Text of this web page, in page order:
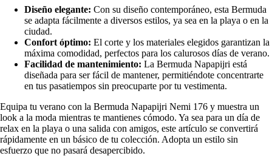
Diseño elegante: Con su diseño contemporáneo, esta Bermuda
se adapta fácilmente a diversos estilos, ya sea en la playa o en la
ciudad.
Confort óptimo: El corte y los materiales elegidos garantizan la
máxima comodidad, perfectos para los calurosos días de verano.
Facilidad de mantenimiento: La Bermuda Napapijri está
diseñada para ser fácil de mantener, permitiéndote concentrarte
en tus pasatiempos sin preocuparte por tu vestimenta.
Equipa tu verano con la Bermuda Napapijri Nemi 176 y muestra un
look a la moda mientras te mantienes cómodo. Ya sea para un día de
relax en la playa o una salida con amigos, este artículo se convertirá
rápidamente en un básico de tu colección. Adopta un estilo sin
esfuerzo que no pasará desapercibido.